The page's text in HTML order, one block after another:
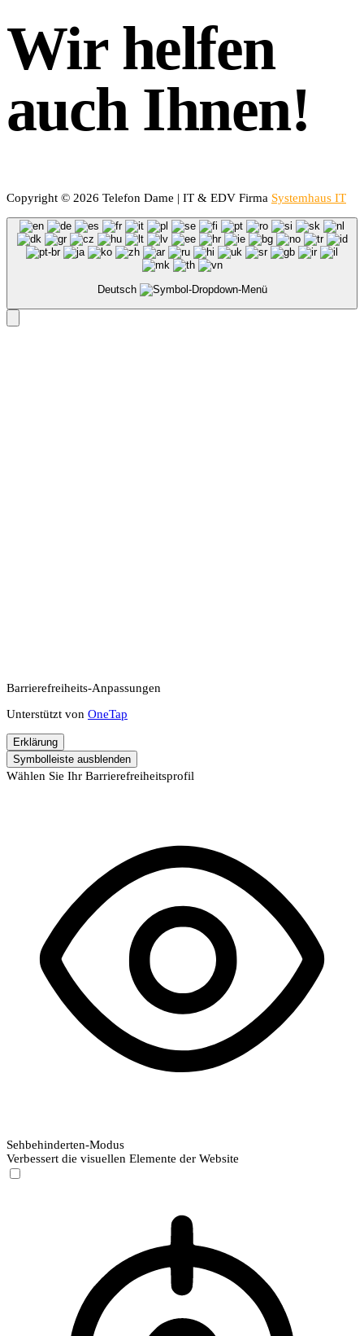
Wir helfen
auch Ihnen!
Copyright © 2026 Telefon Dame | IT & EDV Firma Systemhaus IT
Deutsch
Barrierefreiheits-Anpassungen
Unterstützt von OneTap
Erklärung
Symbolleiste ausblenden
Wählen Sie Ihr Barrierefreiheitsprofil
Sehbehinderten-Modus
Verbessert die visuellen Elemente der Website